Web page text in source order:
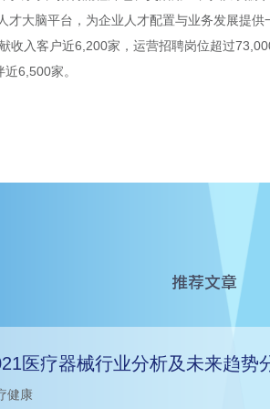
才大脑平台，为企业人才配置与业务发展提
收入客户近6,200家，运营招聘岗位超过
6,500家。
推荐文章
医疗器械行业分析及未来趋
健康